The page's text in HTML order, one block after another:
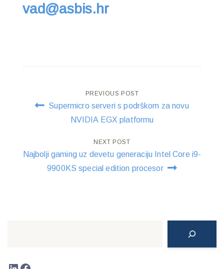
vad@asbis.hr
Post
navigation
PREVIOUS POST
Supermicro serveri s podrškom za novu
NVIDIA EGX platformu
NEXT POST
Najbolji gaming uz devetu generaciju Intel Core i9-
9900KS special edition procesor